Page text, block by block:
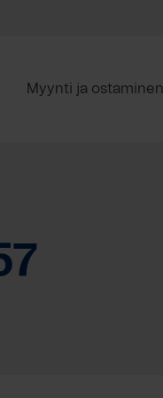
Myynti ja ostaminen